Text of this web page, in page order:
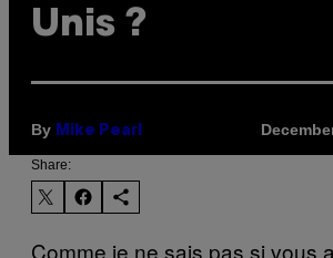
Unis ?
By Mike Pearl
Share:
Comme je ne sais pas si vous